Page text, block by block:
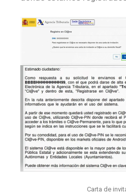
Carta de